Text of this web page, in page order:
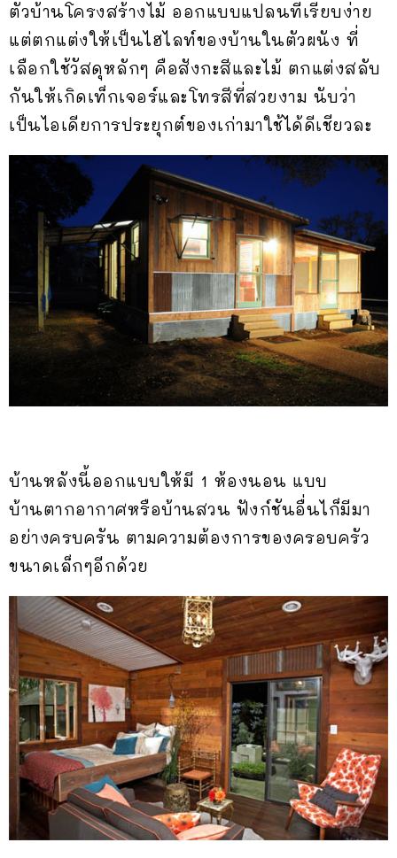
ตัวบ้านโครงสร้างไม้ ออกแบบแปลนที่เรียบง่าย
แต่ตกแต่งให้เป็นไฮไลท์ของบ้านในตัวผนัง ที่
เลือกใช้วัสดุหลักๆ คือสังกะสีและไม้ ตกแต่งสลับ
กันให้เกิดเท็กเจอร์และโทรสีที่สวยงาม นับว่า
เป็นไอเดียการประยุกต์ของเก่ามาใช้ได้ดีเชียวละ
บ้านหลังนี้ออกแบบให้มี 1 ห้องนอน แบบ
บ้านตากอากาศหรือบ้านสวน ฟังก์ชันอื่นไก็มีมา
อย่างครบครัน ตามความต้องการของครอบครัว
ขนาดเล็กๆอีกด้วย